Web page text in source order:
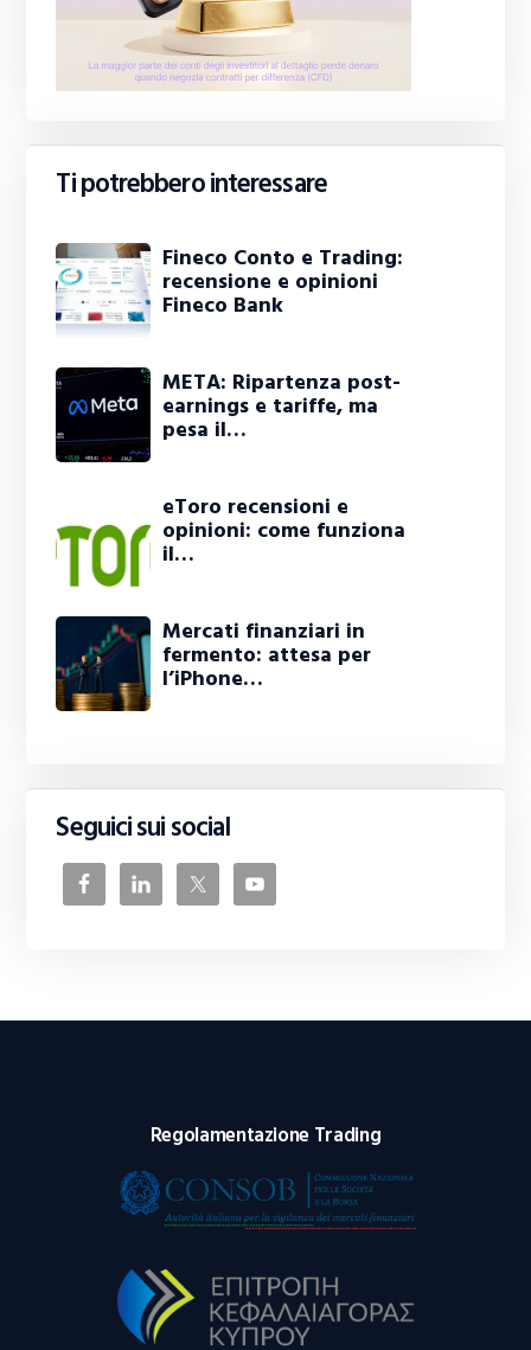
Ti potrebbero interessare
Fineco Conto e Trading:
recensione e opinioni
Fineco Bank
META: Ripartenza post-
earnings e tariffe, ma
pesa il…
eToro recensioni e
opinioni: come funziona
il…
Mercati finanziari in
fermento: attesa per
l’iPhone…
Seguici sui social
Regolamentazione Trading